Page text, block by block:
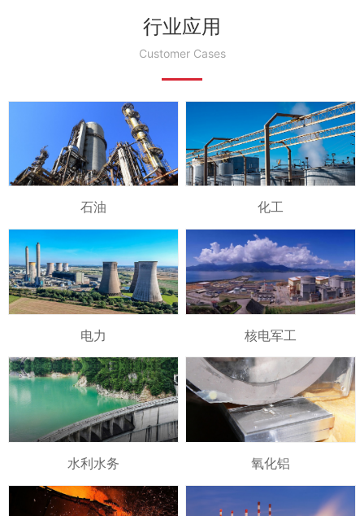
行业应用
Customer Cases
石油 化工
电力 核电军工
水利水务 氧化铝